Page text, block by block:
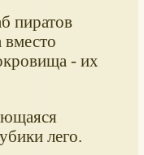
пиратов
вместо
- их
лего.